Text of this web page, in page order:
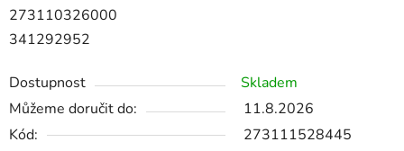
273110326000
341292952
Dostupnost
Skladem
Můžeme doručit do:
11.8.2026
Kód:
273111528445